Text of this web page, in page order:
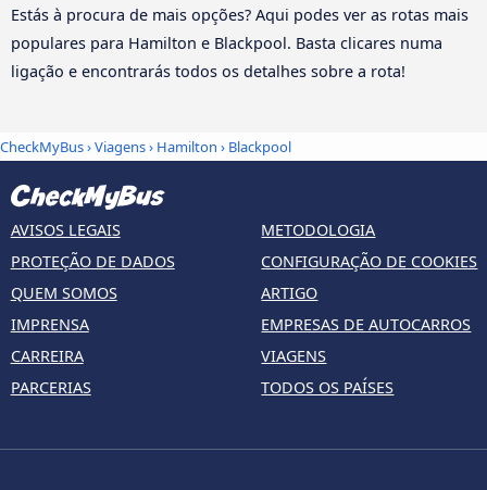
Estás à procura de mais opções? Aqui podes ver as rotas mais
populares para Hamilton e Blackpool. Basta clicares numa
ligação e encontrarás todos os detalhes sobre a rota!
CheckMyBus›Viagens› Hamilton › Blackpool
AVISOS LEGAIS
PROTEÇÃO DE DADOS
QUEM SOMOS
IMPRENSA
CARREIRA
PARCERIAS
METODOLOGIA
CONFIGURAÇÃO DE COOKIES
ARTIGO
EMPRESAS DE AUTOCARROS
VIAGENS
TODOS OS PAÍSES